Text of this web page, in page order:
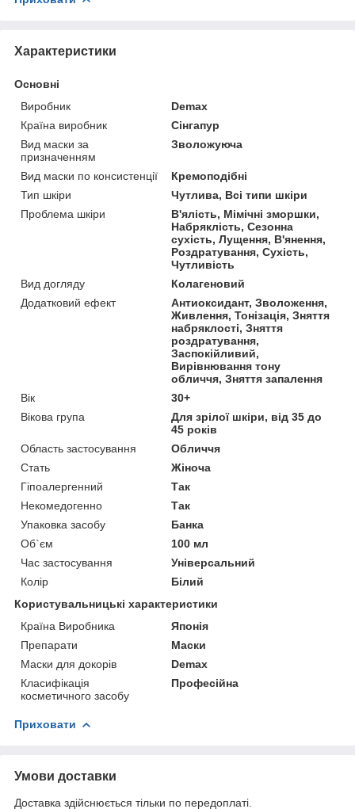
Характеристики
Основні
Виробник
Demax
Країна виробник
Сінгапур
Вид маски за
призначенням
Зволожуюча
Вид маски по консистенції
Кремоподібні
Тип шкіри
Чутлива, Всі типи шкіри
Проблема шкіри
В'ялість, Мімічні зморшки,
Набряклість, Сезонна
сухість, Лущення, В'янення,
Роздратування, Сухість,
Чутливість
Вид догляду
Колагеновий
Додатковий ефект
Антиоксидант, Зволоження,
Живлення, Тонізація, Зняття
набряклості, Зняття
роздратування,
Заспокійливий,
Вирівнювання тону
обличчя, Зняття запалення
Вік
30+
Вікова група
Для зрілої шкіри, від 35 до
45 років
Область застосування
Обличчя
Стать
Жіноча
Гіпоалергенний
Так
Некомедогенно
Так
Упаковка засобу
Банка
Об`єм
100 мл
Час застосування
Універсальний
Колір
Білий
Користувальницькі характеристики
Країна Виробника
Японія
Препарати
Маски
Маски для докорів
Demax
Класифікація
косметичного засобу
Професійна
Приховати
Умови доставки
Доставка здійснюється тільки по передоплаті.